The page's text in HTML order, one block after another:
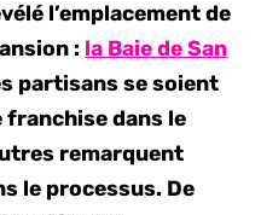
l’emplacement de
: la Baie de San
partisans se soient
franchise dans le
remarquent
le processus. De